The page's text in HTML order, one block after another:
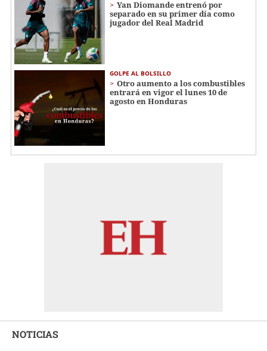
Yan Diomande entrenó por
separado en su primer día como
jugador del Real Madrid
GOLPE AL BOLSILLO
Otro aumento a los combustibles
entrará en vigor el lunes 10 de
agosto en Honduras
NOTICIAS